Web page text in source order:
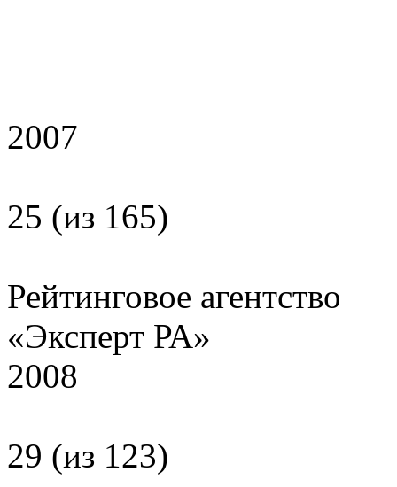
2007
25 (из 165)
Рейтинговое агентство
«Эксперт РА»
2008
29 (из 123)